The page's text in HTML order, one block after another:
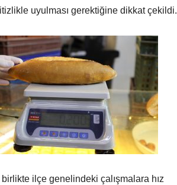
uyulması gerektiğine dikkat çekildi.
ilçe genelindeki çalışmalara hız